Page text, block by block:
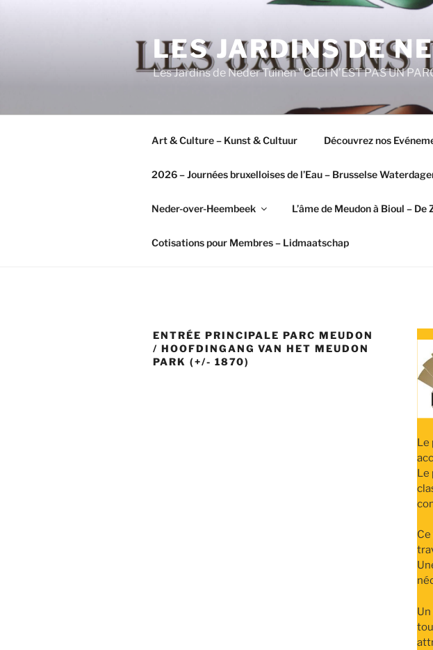
LES JARDINS DE
Les Jardins de Neder Tuinen "CECI N’EST PAS UN
Art & Culture – Kunst & Cultuur Découvrez nos
2026 – Journées bruxelloises de l’Eau – Brusselse
Neder-over-Heembeek L’âme de Meudon à Bioul – De
Cotisations pour Membres – Lidmaatschap
ENTRÉE PRINCIPALE PARC MEUDON
/ HOOFDINGANG VAN HET MEUDON
PARK (+/- 1870)
Le
Le